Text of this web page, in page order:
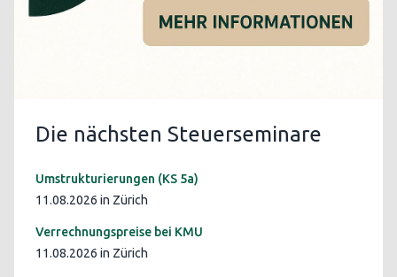
Die nächsten Steuerseminare
Umstrukturierungen (KS 5a)
11.08.2026 in Zürich
Verrechnungspreise bei KMU
11.08.2026 in Zürich